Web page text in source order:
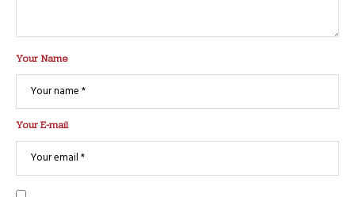
Your Name
Your E-mail